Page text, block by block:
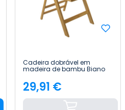
Cadeira dobrável em
madeira de bambu Biano
Preço
29,91 €